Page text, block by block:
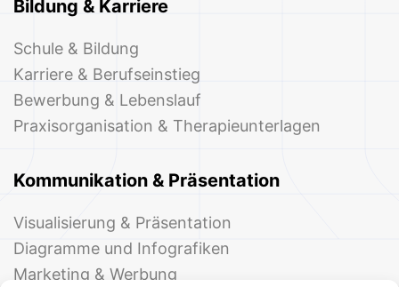
Bildung & Karriere
Schule & Bildung
Karriere & Berufseinstieg
Bewerbung & Lebenslauf
Praxisorganisation & Therapieunterlagen
Kommunikation & Präsentation
Visualisierung & Präsentation
Diagramme und Infografiken
Marketing & Werbung